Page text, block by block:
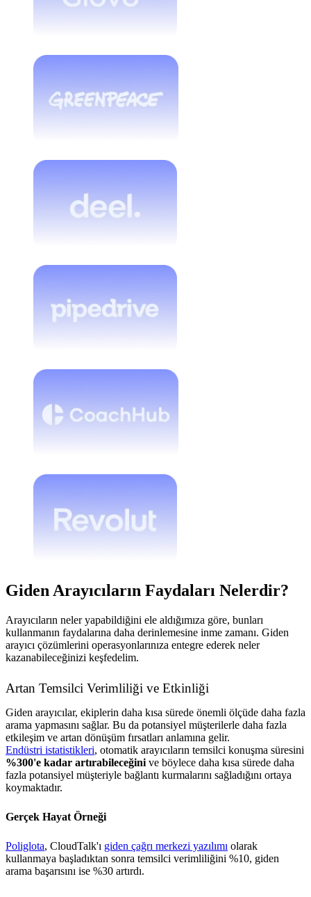
Giden Arayıcıların Faydaları Nelerdir?
Arayıcıların neler yapabildiğini ele aldığımıza göre, bunları
kullanmanın faydalarına daha derinlemesine inme zamanı. Giden
arayıcı çözümlerini operasyonlarınıza entegre ederek neler
kazanabileceğinizi keşfedelim.
Artan Temsilci Verimliliği ve Etkinliği
Giden arayıcılar, ekiplerin daha kısa sürede önemli ölçüde daha fazla
arama yapmasını sağlar. Bu da potansiyel müşterilerle daha fazla
etkileşim ve artan dönüşüm fırsatları anlamına gelir.
Endüstri istatistikleri, otomatik arayıcıların temsilci konuşma süresini
%300'e kadar artırabileceğinive böylece daha kısa sürede daha
fazla potansiyel müşteriyle bağlantı kurmalarını sağladığını ortaya
koymaktadır.
Gerçek Hayat Örneği
Poliglota, CloudTalk'ı giden çağrı merkezi yazılımı olarak
kullanmaya başladıktan sonra temsilci verimliliğini %10, giden
arama başarısını ise %30 artırdı.